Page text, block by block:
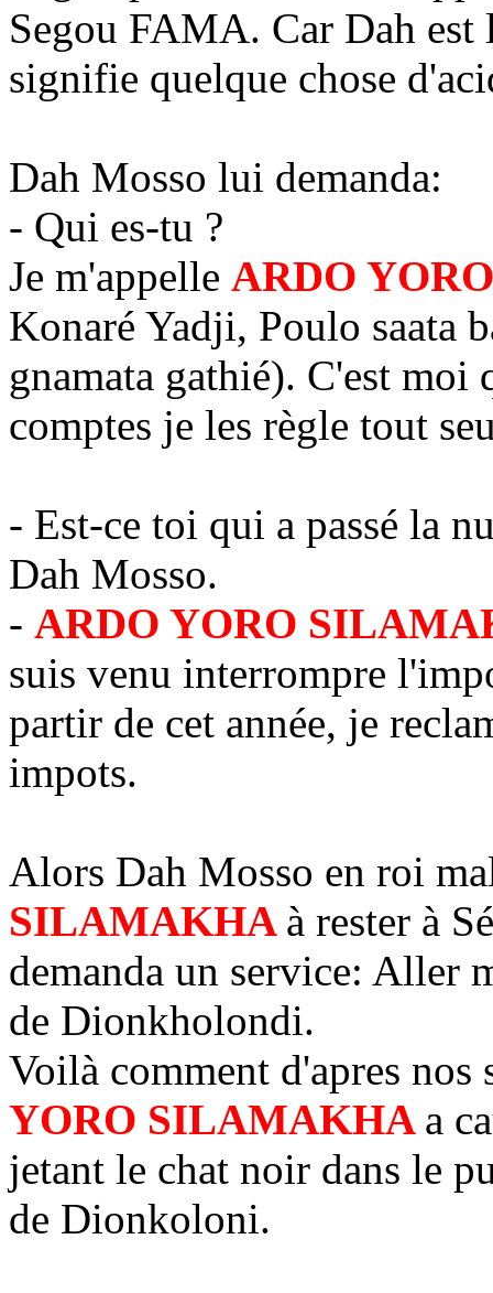
Segou FAMA. Car Dah
signifie quelque chose
Dah Mosso lui demanda:
- Qui es-tu ?
Je m'appelle ARDO
Konaré Yadji, Poulo saata
gnamata gathié). C'est moi
comptes je les règle tout
- Est-ce toi qui a passé la
Dah Mosso.
- ARDO YORO
suis venu interrompre
partir de cet année, je
impots.
Alors Dah Mosso en roi
SILAMAKHA à rester à
demanda un service: Aller
de Dionkholondi.
Voilà comment d'apres
YORO SILAMAKHA a
jetant le chat noir dans le
de Dionkoloni.